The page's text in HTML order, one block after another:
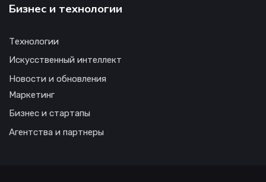
Бизнес и технологии
Технологии
Искусственный интеллект
Новости и обновления
Маркетинг
Бизнес и стартапы
Агентства и партнеры